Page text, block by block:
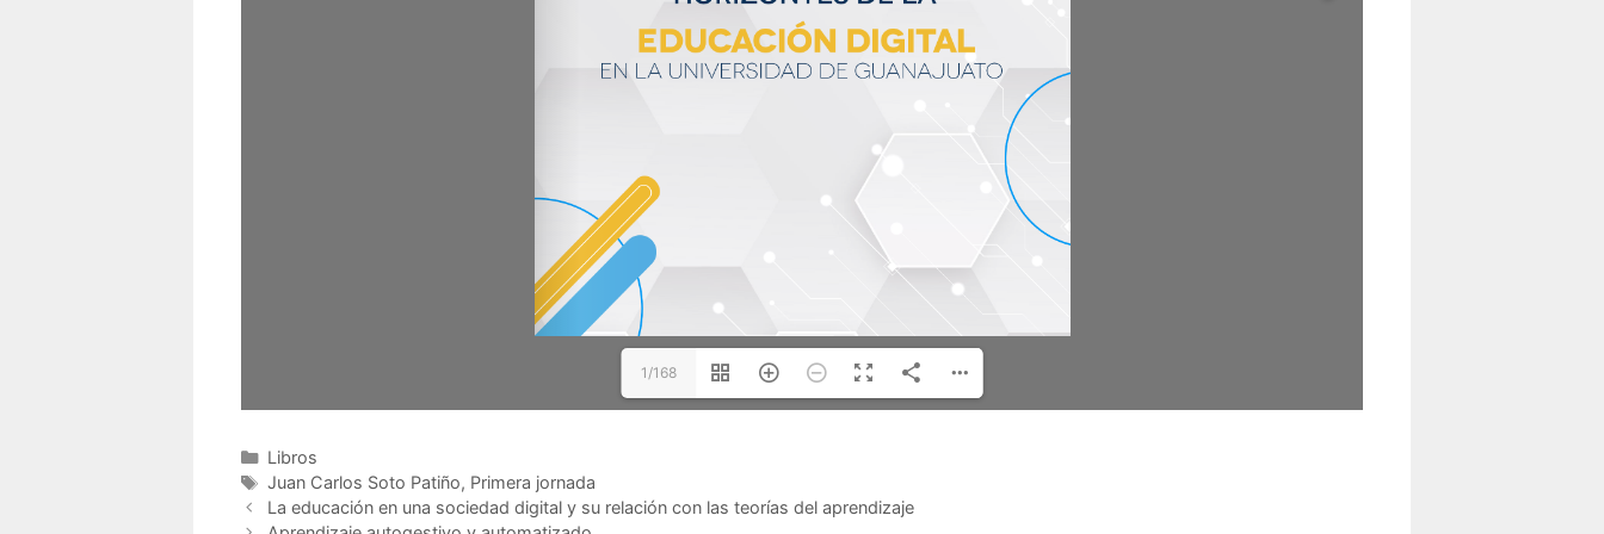
1/168
Categorías
Libros
Etiquetas
Juan Carlos Soto Patiño, Primera jornada
La educación en una sociedad digital y su relación con las teorías del aprendizaje